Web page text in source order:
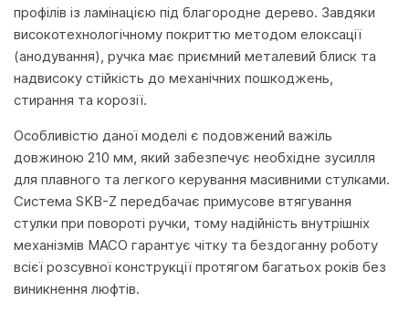
профілів із ламінацією під благородне дерево. Завдяки
високотехнологічному покриттю методом елоксації
(анодування), ручка має приємний металевий блиск та
надвисоку стійкість до механічних пошкоджень,
стирання та корозії.
Особливістю даної моделі є подовжений важіль
довжиною 210 мм, який забезпечує необхідне зусилля
для плавного та легкого керування масивними стулками.
Система SKB-Z передбачає примусове втягування
стулки при повороті ручки, тому надійність внутрішніх
механізмів MACO гарантує чітку та бездоганну роботу
всієї розсувної конструкції протягом багатьох років без
виникнення люфтів.